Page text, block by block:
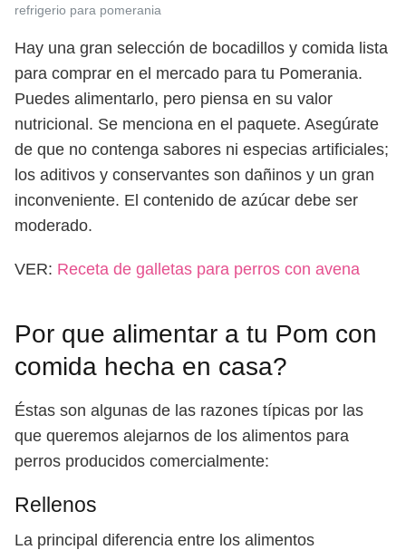
refrigerio para pomerania
Hay una gran selección de bocadillos y comida lista
para comprar en el mercado para tu Pomerania.
Puedes alimentarlo, pero piensa en su valor
nutricional. Se menciona en el paquete. Asegúrate
de que no contenga sabores ni especias artificiales;
los aditivos y conservantes son dañinos y un gran
inconveniente. El contenido de azúcar debe ser
moderado.
VER: Receta de galletas para perros con avena
Por que alimentar a tu Pom con
comida hecha en casa?
Éstas son algunas de las razones típicas por las
que queremos alejarnos de los alimentos para
perros producidos comercialmente:
Rellenos
La principal diferencia entre los alimentos